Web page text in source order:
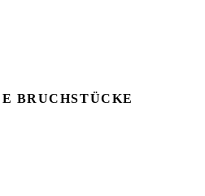
BRUCHSTÜCKE